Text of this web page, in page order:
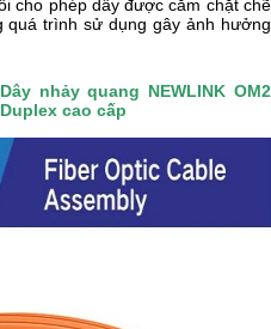
cho phép dây được cắm chặt chẽ
quá trình sử dụng gây ảnh hưởng
Dây nhảy quang NEWLINK OM2
cao cấp